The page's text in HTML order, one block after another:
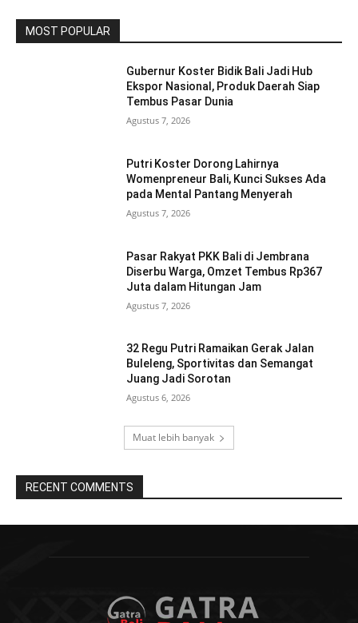
MOST POPULAR
Gubernur Koster Bidik Bali Jadi Hub
Ekspor Nasional, Produk Daerah Siap
Tembus Pasar Dunia
Agustus 7, 2026
Putri Koster Dorong Lahirnya
Womenpreneur Bali, Kunci Sukses Ada
pada Mental Pantang Menyerah
Agustus 7, 2026
Pasar Rakyat PKK Bali di Jembrana
Diserbu Warga, Omzet Tembus Rp367
Juta dalam Hitungan Jam
Agustus 7, 2026
32 Regu Putri Ramaikan Gerak Jalan
Buleleng, Sportivitas dan Semangat
Juang Jadi Sorotan
Agustus 6, 2026
Muat lebih banyak
RECENT COMMENTS